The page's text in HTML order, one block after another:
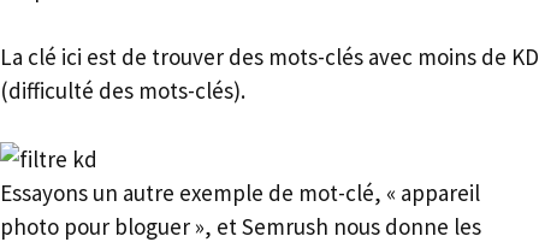
La clé ici est de trouver des mots-clés avec moins de KD
(difficulté des mots-clés).
Essayons un autre exemple de mot-clé, « appareil
photo pour bloguer », et Semrush nous donne les